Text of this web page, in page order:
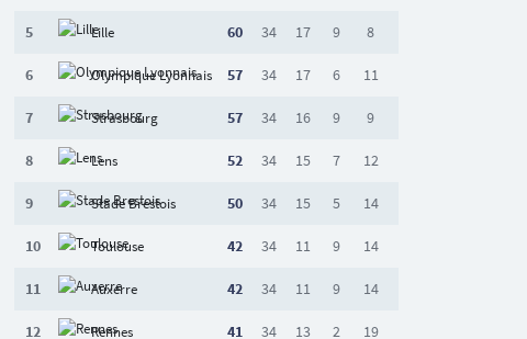
5 Lille 60 34 17 9 8
6 Olympique Lyonnais 57 34 17 6 11
7 Strasbourg 57 34 16 9 9
8 Lens 52 34 15 7 12
9 Stade Brestois 50 34 15 5 14
10 Toulouse 42 34 11 9 14
11 Auxerre 42 34 11 9 14
12 Rennes 41 34 13 2 19